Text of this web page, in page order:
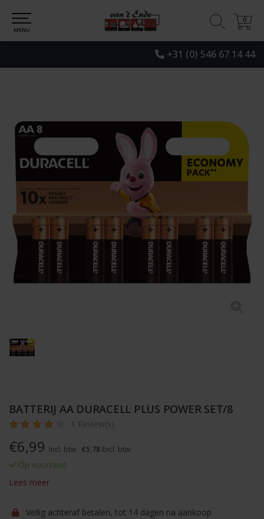
+31 (0) 546 67 14 44
0
0
MENU
BATTERIJ AA DURACELL PLUS POWER SET/8
1 Review(s)
€6,99 Incl. btw €5,78 Excl. btw
Op voorraad
Lees meer
Veilig achteraf betalen, tot 14 dagen na aankoop